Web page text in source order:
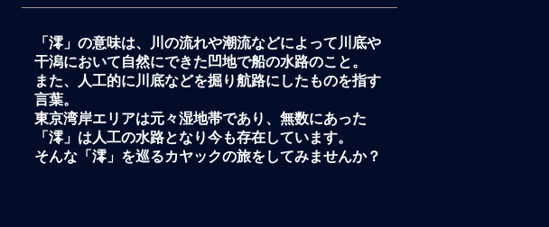
「澪」の意味は、川の流れや潮流などによって川底や
干潟において自然にできた凹地で船の水路のこと。
また、人工的に川底などを掘り航路にしたものを指す
言葉。
東京湾岸エリアは元々湿地帯であり、無数にあった
「澪」は人工の水路となり今も存在しています。
そんな ​「澪」を巡るカヤックの旅をしてみませんか？